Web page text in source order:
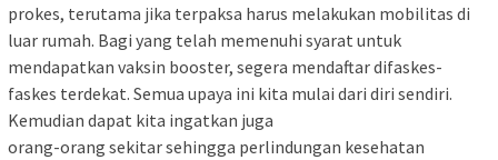
prokes, terutama jika terpaksa harus melakukan mobilitas di
luar rumah. Bagi yang telah memenuhi syarat untuk
mendapatkan vaksin booster, segera mendaftar difaskes-
faskes terdekat. Semua upaya ini kita mulai dari diri sendiri.
Kemudian dapat kita ingatkan juga
orang-orang sekitar sehingga perlindungan kesehatan